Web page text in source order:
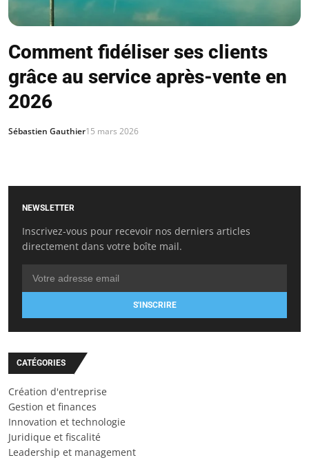
Comment fidéliser ses clients
grâce au service après-vente en
2026
Sébastien Gauthier15 mars 2026
NEWSLETTER
Inscrivez-vous pour recevoir nos derniers articles
directement dans votre boîte mail.
S'INSCRIRE
CATÉGORIES
Création d'entreprise
Gestion et finances
Innovation et technologie
Juridique et fiscalité
Leadership et management